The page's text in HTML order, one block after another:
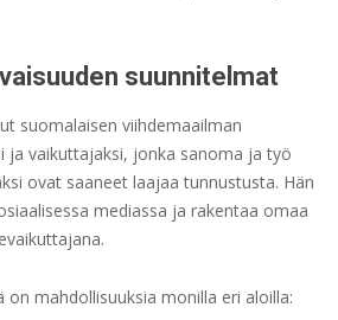
suunnitelmat
suomalaisen viihdemaailman
ja vaikuttajaksi, jonka sanoma ja työ
ovat saaneet laajaa tunnustusta. Hän
mediassa ja rakentaa omaa
on mahdollisuuksia monilla eri aloilla: